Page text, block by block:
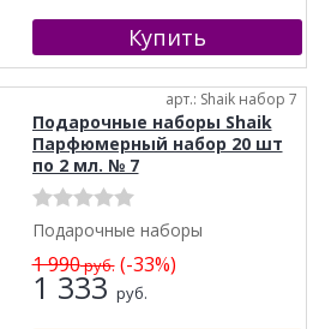
арт.: Shaik набор 7
Подарочные наборы Shaik
Парфюмерный набор 20 шт
по 2 мл. № 7
Подарочные наборы
1 990руб.(-33%)
1 333 руб.